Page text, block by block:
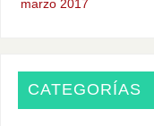
marzo 2017
CATEGORÍAS